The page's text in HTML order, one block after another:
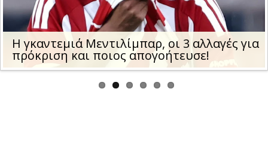
Η γκαντεμιά Μεντιλίμπαρ, οι 3 αλλαγές για
πρόκριση και ποιος απογοήτευσε!
us